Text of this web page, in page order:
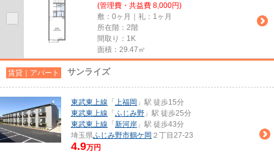
(管理費・共益費 8,000円)
敷：0ヶ月｜礼：1ヶ月
所在階：2階
間取り：1K
面積：29.47㎡
賃貸｜アパート サンライズ
東武東上線 「 上福岡 」駅 徒歩15分
東武東上線 「 ふじみ野 」駅 徒歩25分
東武東上線 「 新河岸 」駅 徒歩43分
埼玉県ふじみ野市鶴ケ岡 ２丁目27-23
4.9万円